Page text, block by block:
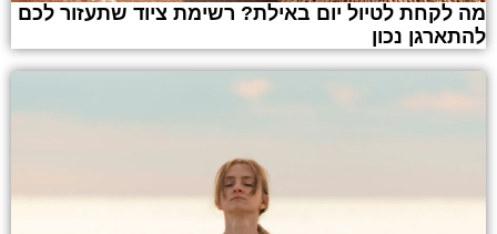
מה לקחת לטיול יום באילת? רשימת ציוד שתעזור לכם
להתארגן נכון